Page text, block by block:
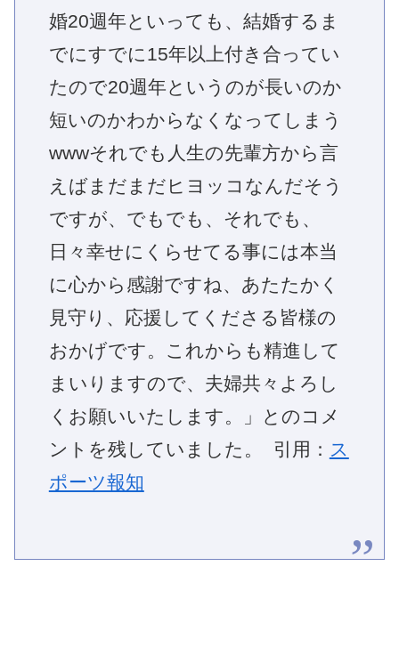
婚20週年といっても、結婚するま
でにすでに15年以上付き合ってい
たので20週年というのが長いのか
短いのかわからなくなってしまう
wwwそれでも人生の先輩方から言
えばまだまだヒヨッコなんだそう
ですが、でもでも、それでも、
日々幸せにくらせてる事には本当
に心から感謝ですね、あたたかく
見守り、応援してくださる皆様の
おかげです。これからも精進して
まいりますので、夫婦共々よろし
くお願いいたします。」とのコメ
ントを残していました。 引用： ス
ポーツ報知